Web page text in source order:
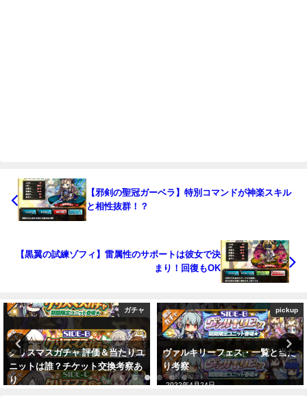
【邪剣の聖冠ガーベラ】特別コマンドが神楽スキル
と相性抜群！？
【黒翼の試練ゾフィ】雷属性のサポートは彼女で決
まり！回復もOK
ガチャ
クリスマスガチャ 評価＆当たりユ
ニットは誰？チケット交換考察あ
り
pickup
ヴァルキリーフェス・一覧と当た
り考察
2022年4月24日